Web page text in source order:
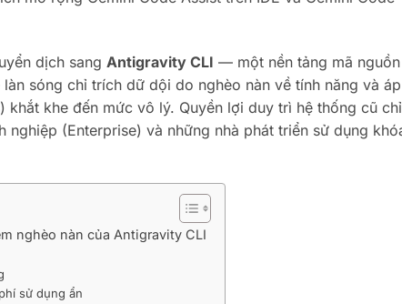
dịch sang Antigravity CLI — một nền tảng mã nguồn
sóng chỉ trích dữ dội do nghèo nàn về tính năng và áp
khe đến mức vô lý. Quyền lợi duy trì hệ thống cũ chỉ
(Enterprise) và những nhà phát triển sử dụng
nghèo nàn của Antigravity CLI
sử dụng ẩn